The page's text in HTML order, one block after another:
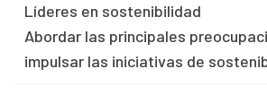
Líderes en sostenibilidad
Abordar las principales
impulsar las iniciativas de